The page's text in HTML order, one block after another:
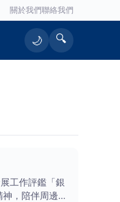
關於我們聯絡我們
🌙 🔍
工作評鑑「銀
，陪伴周邊社